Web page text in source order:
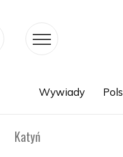
Wywiady
Katyń